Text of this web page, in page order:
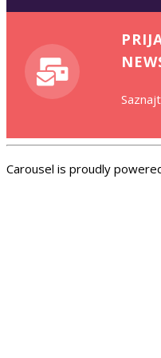
Carousel is proudly